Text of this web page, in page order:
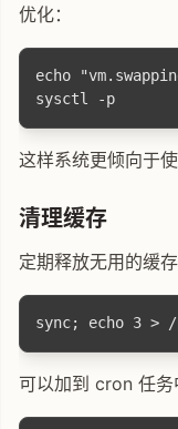
优化：
echo
这样系统更倾向于
清理缓存
定期释放无用的缓
可以加到 cron 任务